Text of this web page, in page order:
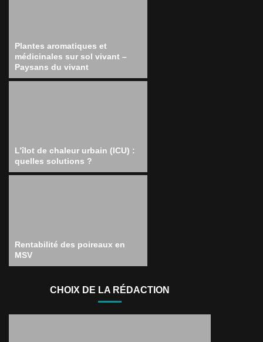
Plantes aromatiques et
médicinales sur sol vivant –
Paysans du vivant
L’îlot de chaleur urbain (ICU) :
quelles solutions ?
Rentabilité des poireaux en
MSV
CHOIX DE LA RÉDACTION